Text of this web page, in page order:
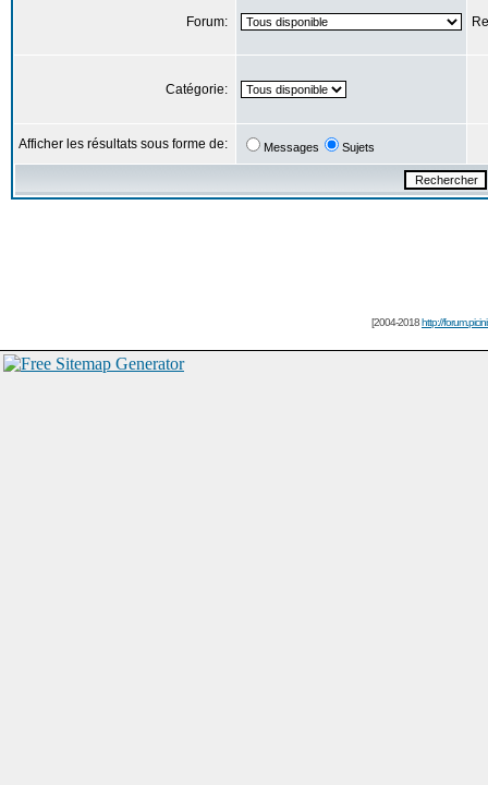
Forum:
Catégorie:
Afficher les résultats sous forme de: Messages Sujets
[2004-2018http://